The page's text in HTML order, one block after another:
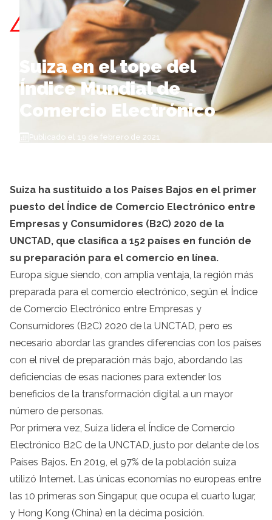
Skip to content
Suiza en el tope del
Índice Mundial de
Comercio Electrónico
Publicado el 19 de febrero de 2021
Suiza ha sustituido a los Países Bajos en el primer
puesto del Índice de Comercio Electrónico entre
Empresas y Consumidores (B2C) 2020 de la
UNCTAD, que clasifica a 152 países en función de
su preparación para el comercio en línea.
Europa sigue siendo, con amplia ventaja, la región más
preparada para el comercio electrónico, según el Índice
de Comercio Electrónico entre Empresas y
Consumidores (B2C) 2020 de la UNCTAD, pero es
necesario abordar las grandes diferencias con los países
con el nivel de preparación más bajo, abordando las
deficiencias de esas naciones para extender los
beneficios de la transformación digital a un mayor
número de personas.
Por primera vez, Suiza lidera el Índice de Comercio
Electrónico B2C de la UNCTAD, justo por delante de los
Países Bajos. En 2019, el 97% de la población suiza
utilizó Internet. Las únicas economías no europeas entre
las 10 primeras son Singapur, que ocupa el cuarto lugar,
y Hong Kong (China) en la décima posición.